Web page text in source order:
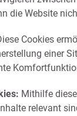
die Website
Cookies
einer
Mithilfe
relevant